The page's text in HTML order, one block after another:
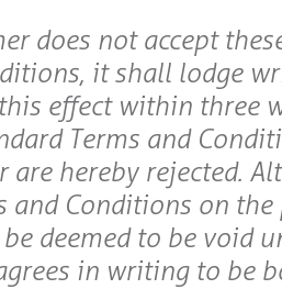
does not accept
it shall lodge
effect within three
Terms and
are hereby rejected.
and Conditions on
deemed to be void
in writing to be